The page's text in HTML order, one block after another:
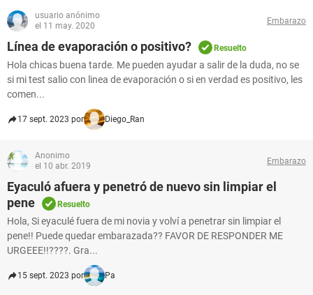
usuario anónimo
el 11 may. 2020
Embarazo
Línea de evaporación o positivo? Resuelto
Hola chicas buena tarde. Me pueden ayudar a salir de la duda, no se
si mi test salio con linea de evaporación o si en verdad es positivo, les
comen...
17 sept. 2023 por Diego_Ran
Anonimo
el 10 abr. 2019
Embarazo
Eyaculó afuera y penetró de nuevo sin limpiar el
pene
Resuelto
Hola, Si eyaculé fuera de mi novia y volví a penetrar sin limpiar el
pene!! Puede quedar embarazada?? FAVOR DE RESPONDER ME
URGEEE!!????. Gra...
15 sept. 2023 por Pa